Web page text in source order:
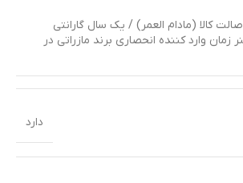
کالا (مادام العمر) / یک سال گارانتی
زمان وارد کننده انحصاری برند مازراتی در
دارد